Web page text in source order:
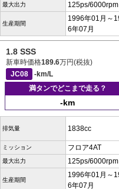
最大出力 125ps/6000rpm
生産期間
1996年01月～
6年07月
1.8 SSS
新車時価格189.6万円(税抜)
JC08
-km/L
満タンでどこまで走る？
-km
排気量 1838cc
ミッション フロア4AT
最大出力 125ps/6000rpm
生産期間
1996年01月～
6年07月